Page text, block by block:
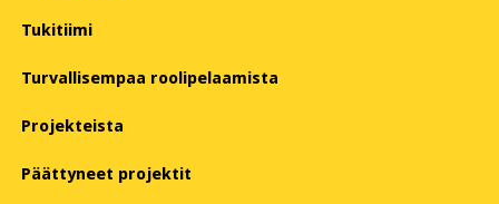
Tukitiimi
Turvallisempaa roolipelaamista
Projekteista
Päättyneet projektit